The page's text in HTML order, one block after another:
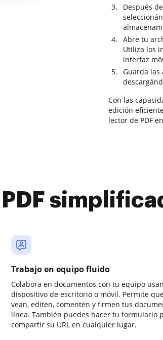
Después
Abre tu
Utiliza los
interfaz
Guarda
Con las
edición
lector de PDF
Trabajo en equipo fluido
Colabora en documentos con tu equipo
dispositivo de escritorio o móvil. Permite
vean, editen, comenten y firmen tus
línea. También puedes hacer tu formulario
compartir su URL en cualquier lugar.